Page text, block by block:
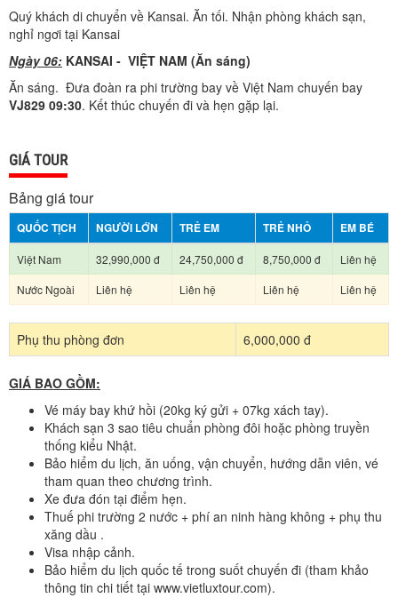
Quý khách di chuyển về Kansai. Ăn tối. Nhận phòng khách sạn,
nghỉ ngơi tại Kansai
Ngày 06: KANSAI - VIỆT NAM (Ăn sáng)
Ăn sáng. Đưa đoàn ra phi trường bay về Việt Nam chuyến bay
VJ829 09:30. Kết thúc chuyến đi và hẹn gặp lại.
GIÁ TOUR
Bảng giá tour
QUỐC TỊCH NGƯỜI LỚN TRẺ EM TRẺ NHỎ EM BÉ
Việt Nam 32,990,000 đ 24,750,000 đ 8,750,000 đ
Liên hệ
Nước Ngoài
Liên hệ Liên hệ Liên hệ Liên hệ
Phụ thu phòng đơn 6,000,000 đ
GIÁ BAO GỒM:
Vé máy bay khứ hồi (20kg ký gửi + 07kg xách tay).
Khách sạn 3 sao tiêu chuẩn phòng đôi hoặc phòng truyền
thống kiểu Nhật.
Bảo hiểm du lịch, ăn uống, vận chuyển, hướng dẫn viên, vé
tham quan theo chương trình.
Xe đưa đón tại điểm hẹn.
Thuế phi trường 2 nước + phí an ninh hàng không + phụ thu
xăng dầu .
Visa nhập cảnh.
Bảo hiểm du lịch quốc tế trong suốt chuyến đi (tham khảo
thông tin chi tiết tại www.vietluxtour.com).